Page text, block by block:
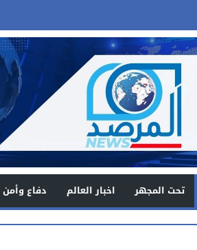
تحت المجهر اخبار العالم دفاع وأمن